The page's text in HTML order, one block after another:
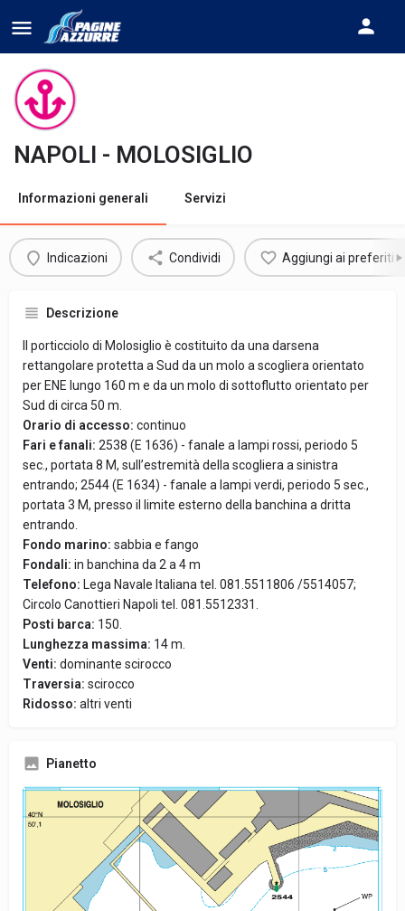
NAPOLI - MOLOSIGLIO
Informazioni generali Servizi
Indicazioni Condividi Aggiungi ai preferiti
Descrizione
Il porticciolo di Molosiglio è costituito da una darsena
rettangolare protetta a Sud da un molo a scogliera orientato
per ENE lungo 160 m e da un molo di sottoflutto orientato per
Sud di circa 50 m.
Orario di accesso: continuo
Fari e fanali: 2538 (E 1636) - fanale a lampi rossi, periodo 5
sec., portata 8 M, sull’estremità della scogliera a sinistra
entrando; 2544 (E 1634) - fanale a lampi verdi, periodo 5 sec.,
portata 3 M, presso il limite esterno della banchina a dritta
entrando.
Fondo marino: sabbia e fango
Fondali: in banchina da 2 a 4 m
Telefono: Lega Navale Italiana tel. 081.5511806 /5514057;
Circolo Canottieri Napoli tel. 081.5512331.
Posti barca: 150.
Lunghezza massima: 14 m.
Venti: dominante scirocco
Traversia: scirocco
Ridosso: altri venti
Pianetto